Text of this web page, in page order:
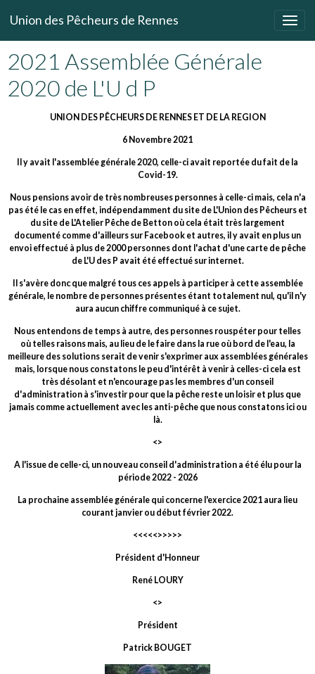
Union des Pêcheurs de Rennes
2021 Assemblée Générale
2020 de L'U d P
UNION DES PÊCHEURS DE RENNES ET DE LA REGION
6 Novembre 2021
Il y avait l'assemblée générale 2020, celle-ci avait reportée du fait de la
Covid-19.
Nous pensions avoir de très nombreuses personnes à celle-ci mais, cela n'a
pas été le cas en effet, indépendamment du site de L'Union des Pêcheurs et
du site de L'Atelier Pêche de Betton où cela était très largement
documenté comme d'ailleurs sur Facebook et autres, il y avait en plus un
envoi effectué à plus de 2000 personnes dont l'achat d'une carte de pêche
de L'U des P avait été effectué sur internet.
Il s'avère donc que malgré tous ces appels à participer à cette assemblée
générale, le nombre de personnes présentes étant totalement nul, qu'il n'y
aura aucun chiffre communiqué à ce sujet.
Nous entendons de temps à autre, des personnes rouspéter pour telles
où telles raisons mais, au lieu de le faire dans la rue où bord de l'eau, la
meilleure des solutions serait de venir s'exprimer aux assemblées générales
mais, lorsque nous constatons le peu d'intérêt à venir à celles-ci cela est
très désolant et n'encourage pas les membres d'un conseil
d'administration à s'investir pour que la pêche reste un loisir et plus que
jamais comme actuellement avec les anti-pêche que nous constatons ici ou
là.
<>
A l'issue de celle-ci, un nouveau conseil d'administration a été élu pour la
période 2022 - 2026
La prochaine assemblée générale qui concerne l'exercice 2021 aura lieu
courant janvier ou début février 2022.
<<<<<>>>>>
Président d'Honneur
René LOURY
<>
Président
Patrick BOUGET